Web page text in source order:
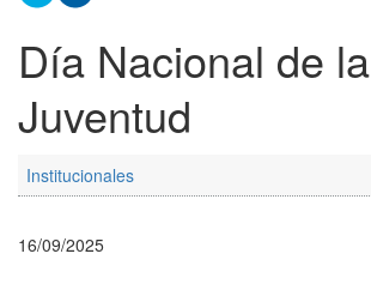
Día Nacional de la
Juventud
Institucionales
16/09/2025